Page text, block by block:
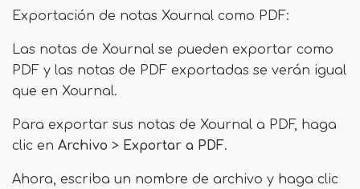
Exportación de notas Xournal como PDF:
Las notas de Xournal se pueden exportar como
PDF y las notas de PDF exportadas se verán igual
que en Xournal.
Para exportar sus notas de Xournal a PDF, haga
clic en Archivo > Exportar a PDF.
Ahora, escriba un nombre de archivo y haga clic